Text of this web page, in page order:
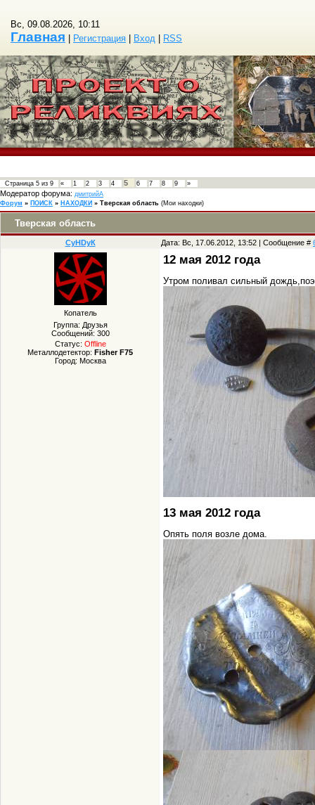
Вс, 09.08.2026, 10:11
Главная Регистрация Вход RSS
Страница 5 из 9 « 1 2 3 4 5 6 7 8 9 »
Модератор форума: дмитрийА
Форум » ПОИСК » НАХОДКИ » Тверская область (Мои находки)
Тверская область
СуHDуК Дата: Вс, 17.06.2012, 13:52 | Сообщение #
Копатель
Группа: Друзья
Сообщений: 300
Статус: Offline
Металлодетектор: Fisher F75
Город: Москва
12 мая 2012 года
Утром поливал сильный
13 мая 2012 года
Опять поля возле дома.